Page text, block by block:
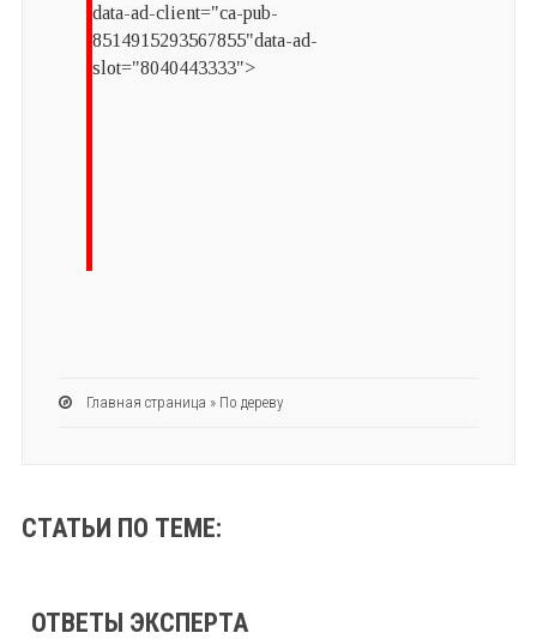
data-ad-client="ca-pub-
8514915293567855"data-ad-
slot="8040443333">
Главная страница » По дереву
СТАТЬИ ПО ТЕМЕ:
ОТВЕТЫ ЭКСПЕРТА